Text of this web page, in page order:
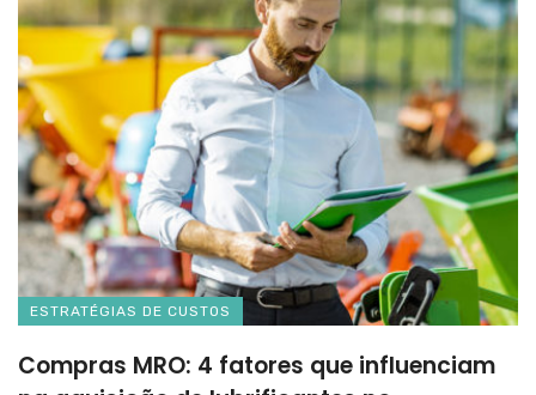
ESTRATÉGIAS DE CUSTOS
Compras MRO: 4 fatores que influenciam